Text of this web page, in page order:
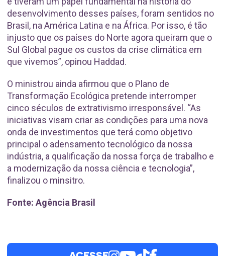
desenvolvimento desses países, foram sentidos no
Brasil, na América Latina e na África. Por isso, é tão
injusto que os países do Norte agora queiram que o
Sul Global pague os custos da crise climática em
que vivemos”, opinou Haddad.
O ministrou ainda afirmou que o Plano de
Transformação Ecológica pretende interromper
cinco séculos de extrativismo irresponsável. “As
iniciativas visam criar as condições para uma nova
onda de investimentos que terá como objetivo
principal o adensamento tecnológico da nossa
indústria, a qualificação da nossa força de trabalho e
a modernização da nossa ciência e tecnologia”,
finalizou o minsitro.
Fonte: Agência Brasil